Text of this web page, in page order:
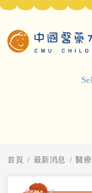
首頁 最新消息 醫